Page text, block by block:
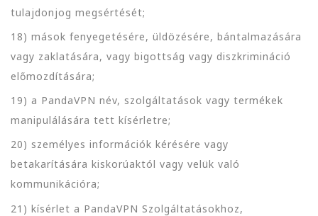
tulajdonjog megsértését;
18) mások fenyegetésére, üldözésére, bántalmazására
vagy zaklatására, vagy bigottság vagy diszkrimináció
előmozdítására;
19) a PandaVPN név, szolgáltatások vagy termékek
manipulálására tett kísérletre;
20) személyes információk kérésére vagy
betakarítására kiskorúaktól vagy velük való
kommunikációra;
21) kísérlet a PandaVPN Szolgáltatásokhoz,